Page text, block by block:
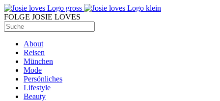
FOLGE JOSIE LOVES
About
Reisen
München
Mode
Persönliches
Lifestyle
Beauty